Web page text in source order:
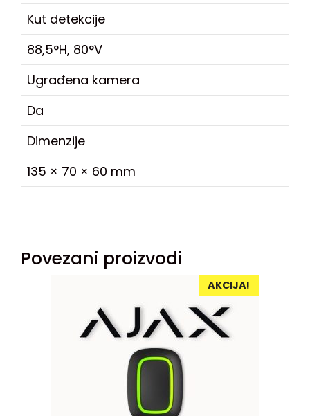
Kut detekcije
88,5°H, 80°V
Ugrađena kamera
Da
Dimenzije
135 × 70 × 60 mm
Povezani proizvodi
AKCIJA!